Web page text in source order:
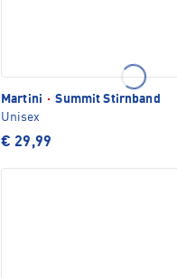
Martini · Summit Stirnband
Unisex
€ 29,99